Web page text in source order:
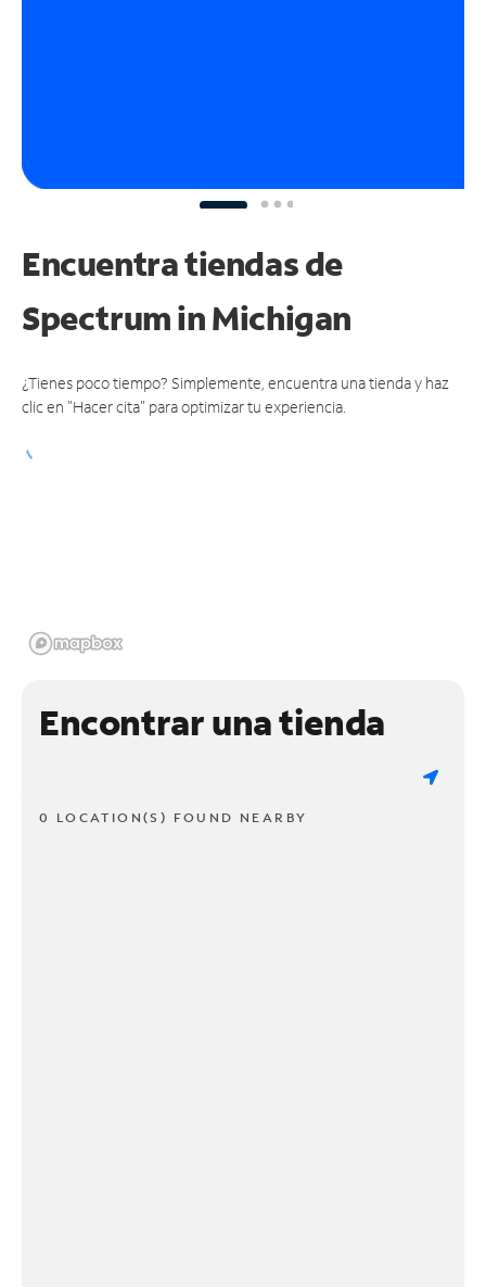
Encuentra tiendas de
Spectrumin Michigan
¿Tienes poco tiempo? Simplemente, encuentra una tienda y haz
clic en "Hacer cita" para optimizar tu experiencia.
Encontrar una tienda
0 LOCATION(S) FOUND NEARBY